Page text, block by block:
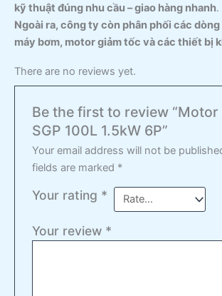
kỹ thuật đúng nhu cầu – giao hàng nhanh.
Ngoài ra, công ty còn phân phối các
máy bơm, motor giảm tốc và các thiết bị
There are no reviews yet.
Be the first to review “Motor
SGP 100L 1.5kW 6P”
Your email address will not be
fields are marked *
Your rating *
Your review *